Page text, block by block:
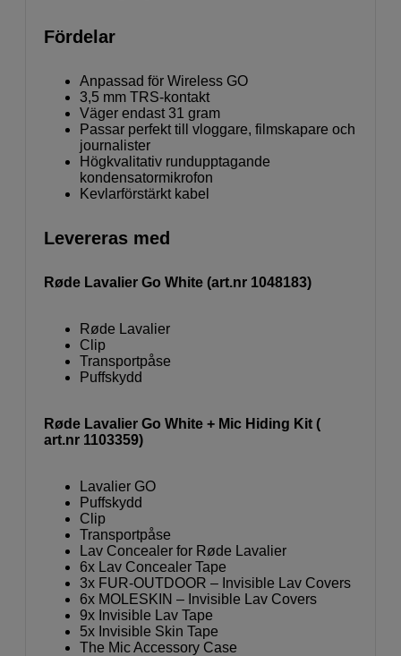
Fördelar
Anpassad för Wireless GO
3,5 mm TRS-kontakt
Väger endast 31 gram
Passar perfekt till vloggare, filmskapare och
journalister
Högkvalitativ rundupptagande
kondensatormikrofon
Kevlarförstärkt kabel
Levereras med
Røde Lavalier Go White (art.nr 1048183)
Røde Lavalier
Clip
Transportpåse
Puffskydd
Røde Lavalier Go White + Mic Hiding Kit (
art.nr 1103359)
Lavalier GO
Puffskydd
Clip
Transportpåse
Lav Concealer for Røde Lavalier
6x Lav Concealer Tape
3x FUR-OUTDOOR – Invisible Lav Covers
6x MOLESKIN – Invisible Lav Covers
9x Invisible Lav Tape
5x Invisible Skin Tape
The Mic Accessory Case